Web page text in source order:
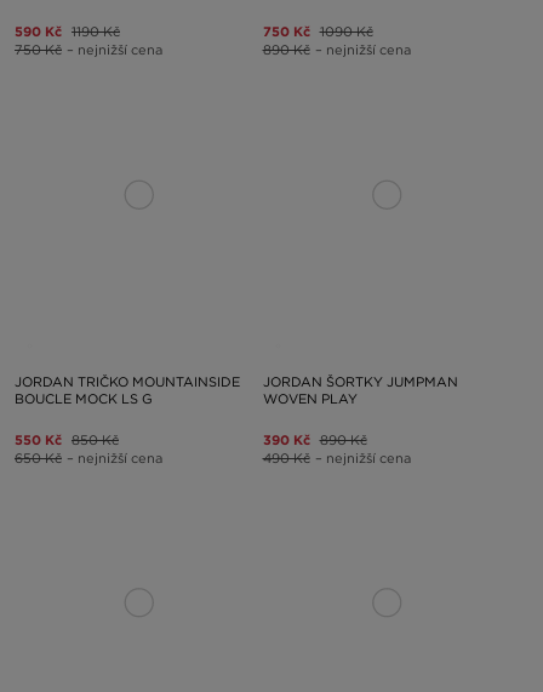
590 Kč 1190 Kč
750 Kč – nejnižší cena
750 Kč 1090 Kč
890 Kč – nejnižší cena
JORDAN TRIČKO MOUNTAINSIDE
BOUCLE MOCK LS G
550 Kč 850 Kč
650 Kč – nejnižší cena
JORDAN ŠORTKY JUMPMAN
WOVEN PLAY
390 Kč 890 Kč
490 Kč – nejnižší cena